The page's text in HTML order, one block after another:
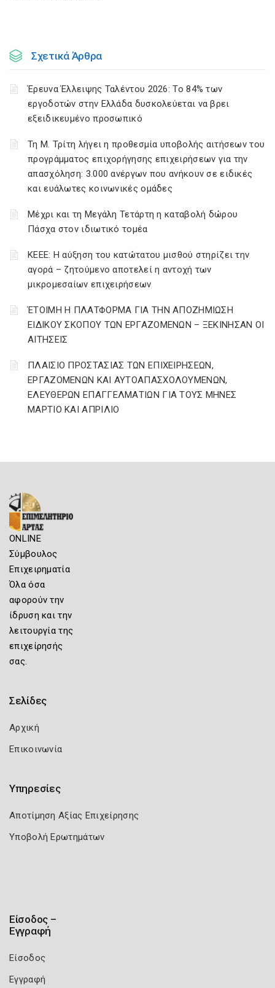
Σχετικά Άρθρα
Έρευνα Έλλειψης Ταλέντου 2026: Το 84% των
εργοδοτών στην Ελλάδα δυσκολεύεται να βρει
εξειδικευμένο προσωπικό
Τη Μ. Τρίτη λήγει η προθεσμία υποβολής αιτήσεων του
προγράμματος επιχορήγησης επιχειρήσεων για την
απασχόληση: 3.000 ανέργων που ανήκουν σε ειδικές
και ευάλωτες κοινωνικές ομάδες
Μέχρι και τη Μεγάλη Τετάρτη η καταβολή δώρου
Πάσχα στον ιδιωτικό τομέα
ΚΕΕΕ: Η αύξηση του κατώτατου μισθού στηρίζει την
αγορά – ζητούμενο αποτελεί η αντοχή των
μικρομεσαίων επιχειρήσεων
ΈΤΟΙΜΗ Η ΠΛΑΤΦΟΡΜΑ ΓΙΑ ΤΗΝ ΑΠΟΖΗΜΙΩΣΗ
ΕΙΔΙΚΟΥ ΣΚΟΠΟΥ ΤΩΝ ΕΡΓΑΖΟΜΕΝΩΝ – ΞΕΚΙΝΗΣΑΝ ΟΙ
ΑΙΤΗΣΕΙΣ
ΠΛΑΙΣΙΟ ΠΡΟΣΤΑΣΙΑΣ ΤΩΝ ΕΠΙΧΕΙΡΗΣΕΩΝ,
ΕΡΓΑΖΟΜΕΝΩΝ ΚΑΙ ΑΥΤΟΑΠΑΣΧΟΛΟΥΜΕΝΩΝ,
ΕΛΕΥΘΕΡΩΝ ΕΠΑΓΓΕΛΜΑΤΙΩΝ ΓΙΑ ΤΟΥΣ ΜΗΝΕΣ
ΜΑΡΤΙΟ ΚΑΙ ΑΠΡΙΛΙΟ
ONLINE
Σύμβουλος
Επιχειρηματία
Όλα όσα
αφορούν την
ίδρυση και την
λειτουργία της
επιχείρησής
σας.
Σελίδες
Αρχική
Επικοινωνία
Υπηρεσίες
Αποτίμηση Αξίας Επιχείρησης
Υποβολή Ερωτημάτων
Είσοδος –
Εγγραφή
Είσοδος
Εγγραφή